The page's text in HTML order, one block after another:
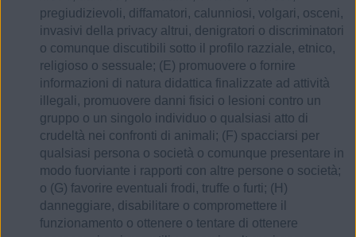
pregiudizievoli, diffamatori, calunniosi, volgari, osceni,
invasivi della privacy altrui, denigratori o discriminatori
o comunque discutibili sotto il profilo razziale, etnico,
religioso o sessuale; (E) promuovere o fornire
informazioni di natura didattica finalizzate ad attività
illegali, promuovere danni fisici o lesioni contro un
gruppo o un singolo individuo o qualsiasi atto di
crudeltà nei confronti di animali; (F) spacciarsi per
qualsiasi persona o società o comunque presentare in
modo fuorviante i rapporti con altre persone o società;
o (G) favorire eventuali frodi, truffe o furti; (H)
danneggiare, disabilitare o compromettere il
funzionamento o ottenere o tentare di ottenere